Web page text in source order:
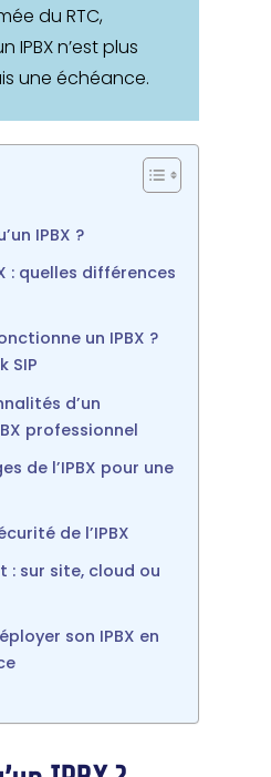
du RTC,
IPBX n’est plus
une échéance.
IPBX ?
: quelles différences
un IPBX ?
SIP
d’un
professionnel
de l’IPBX pour une
de l’IPBX
: sur site, cloud ou
son IPBX en